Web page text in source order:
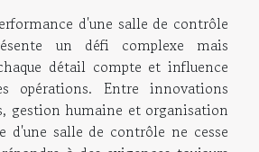
d'une salle de contrôle
un défi complexe mais
détail compte et influence
opérations. Entre innovations
gestion humaine et organisation
d'une salle de contrôle ne cesse